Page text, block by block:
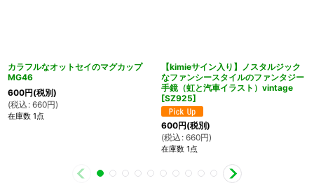
カラフルなオットセイのマグカップ
MG46
600円(税別)
(税込 : 660円)
在庫数 1点
【kimieサイン入り】ノスタルジック
なファンシースタイルのファンタジー
手鏡（虹と汽車イラスト）vintage
[SZ925]
600円(税別)
(税込 : 660円)
在庫数 1点